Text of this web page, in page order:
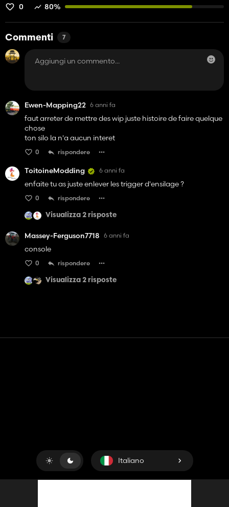
0 80%
Commenti 7
Ewen-Mapping22 6 anni fa
faut arreter de mettre des wip juste histoire de faire quelque
chose
ton silo la n'a aucun interet
0 rispondere
ToitoineModding 6 anni fa
enfaite tu as juste enlever les trigger d'ensilage ?
0 rispondere
Visualizza 2 risposte
Massey-Ferguson7718 6 anni fa
console
0 rispondere
Visualizza 2 risposte
Italiano